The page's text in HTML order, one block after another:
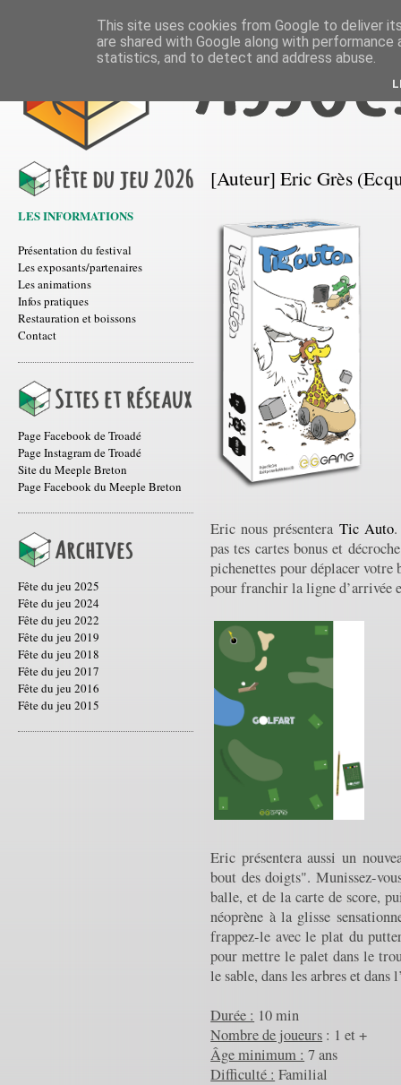
LES INFORMATIONS
Présentation du festival
Les exposants/partenaires
Les animations
Infos pratiques
Restauration et boissons
Contact
Page Facebook de Troadé
Page Instagram de Troadé
Site du Meeple Breton
Page Facebook du Meeple Breton
Fête du jeu 2025
Fête du jeu 2024
Fête du jeu 2022
Fête du jeu 2019
Fête du jeu 2018
Fête du jeu 2017
Fête du jeu 2016
Fête du jeu 2015
[Auteur] Eric Grès
Eric nous présentera Tic Auto.
pas tes cartes bonus et
pichenettes pour déplacer
pour franchir la ligne d’arrivée
Eric présentera aussi un
bout des doigts". Munissez-
balle, et de la carte de score,
néoprène à la glisse
frappez-le avec le plat du
pour mettre le palet dans le
le sable, dans les arbres et dans
Durée : 10 min
Nombre de joueurs : 1 et +
Âge minimum : 7 ans
Difficulté : Familial
This site uses cookies from Google to deliver
are shared with Google along with
statistics, and to detect and address abuse.